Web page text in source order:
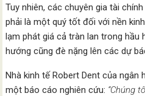
Tuy nhiên, các chuyên gia tài
phải là một quý tốt đối với nền
lạm phát giá cả tràn lan trong hầu
hướng cũng đè nặng lên các dự
Nhà kinh tế Robert Dent của ngân
một báo cáo nghiên cứu: “Chúng